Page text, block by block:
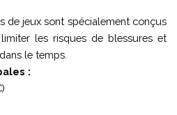
de jeux sont spécialement conçus
les risques de blessures et
le temps.
: